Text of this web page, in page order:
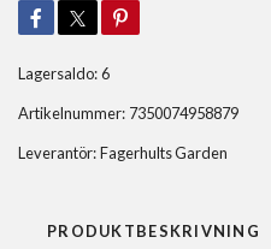
Lagersaldo:6
Artikelnummer: 7350074958879
Leverantör:Fagerhults Garden
PRODUKTBESKRIVNING